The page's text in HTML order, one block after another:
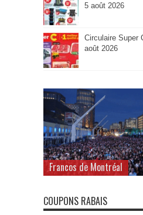
5 août 2026
Circulaire Super
août 2026
Francos de Montréal
COUPONS RABAIS